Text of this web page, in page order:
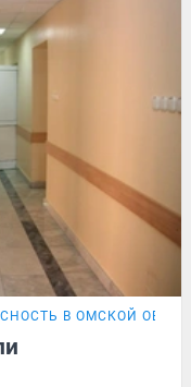
В ОМСКОЙ